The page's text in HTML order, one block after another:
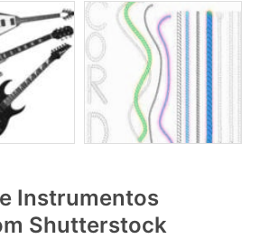
Instrumentos
Shutterstock